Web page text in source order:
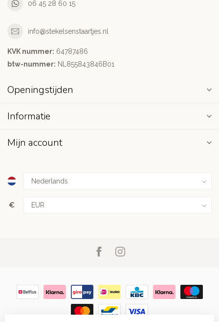
06 45 28 60 15
info@stekelsenstaartjes.nl
KVK nummer: 64787486
btw-nummer: NL855843846B01
Openingstijden
Informatie
Mijn account
€